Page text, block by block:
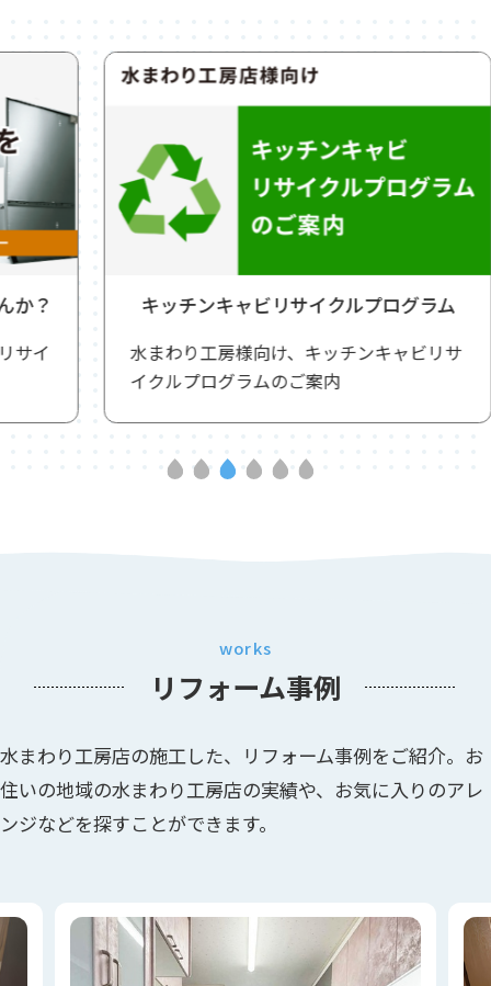
キッチンキャビリサイクルプログラム
水まわり工房様向け、キッチンキャビリサ
イクルプログラムのご案内
works
リフォーム事例
水まわり工房店の施工した、リフォーム事例をご紹介。お
住いの地域の水まわり工房店の実績や、お気に入りのアレ
ンジなどを探すことができます。